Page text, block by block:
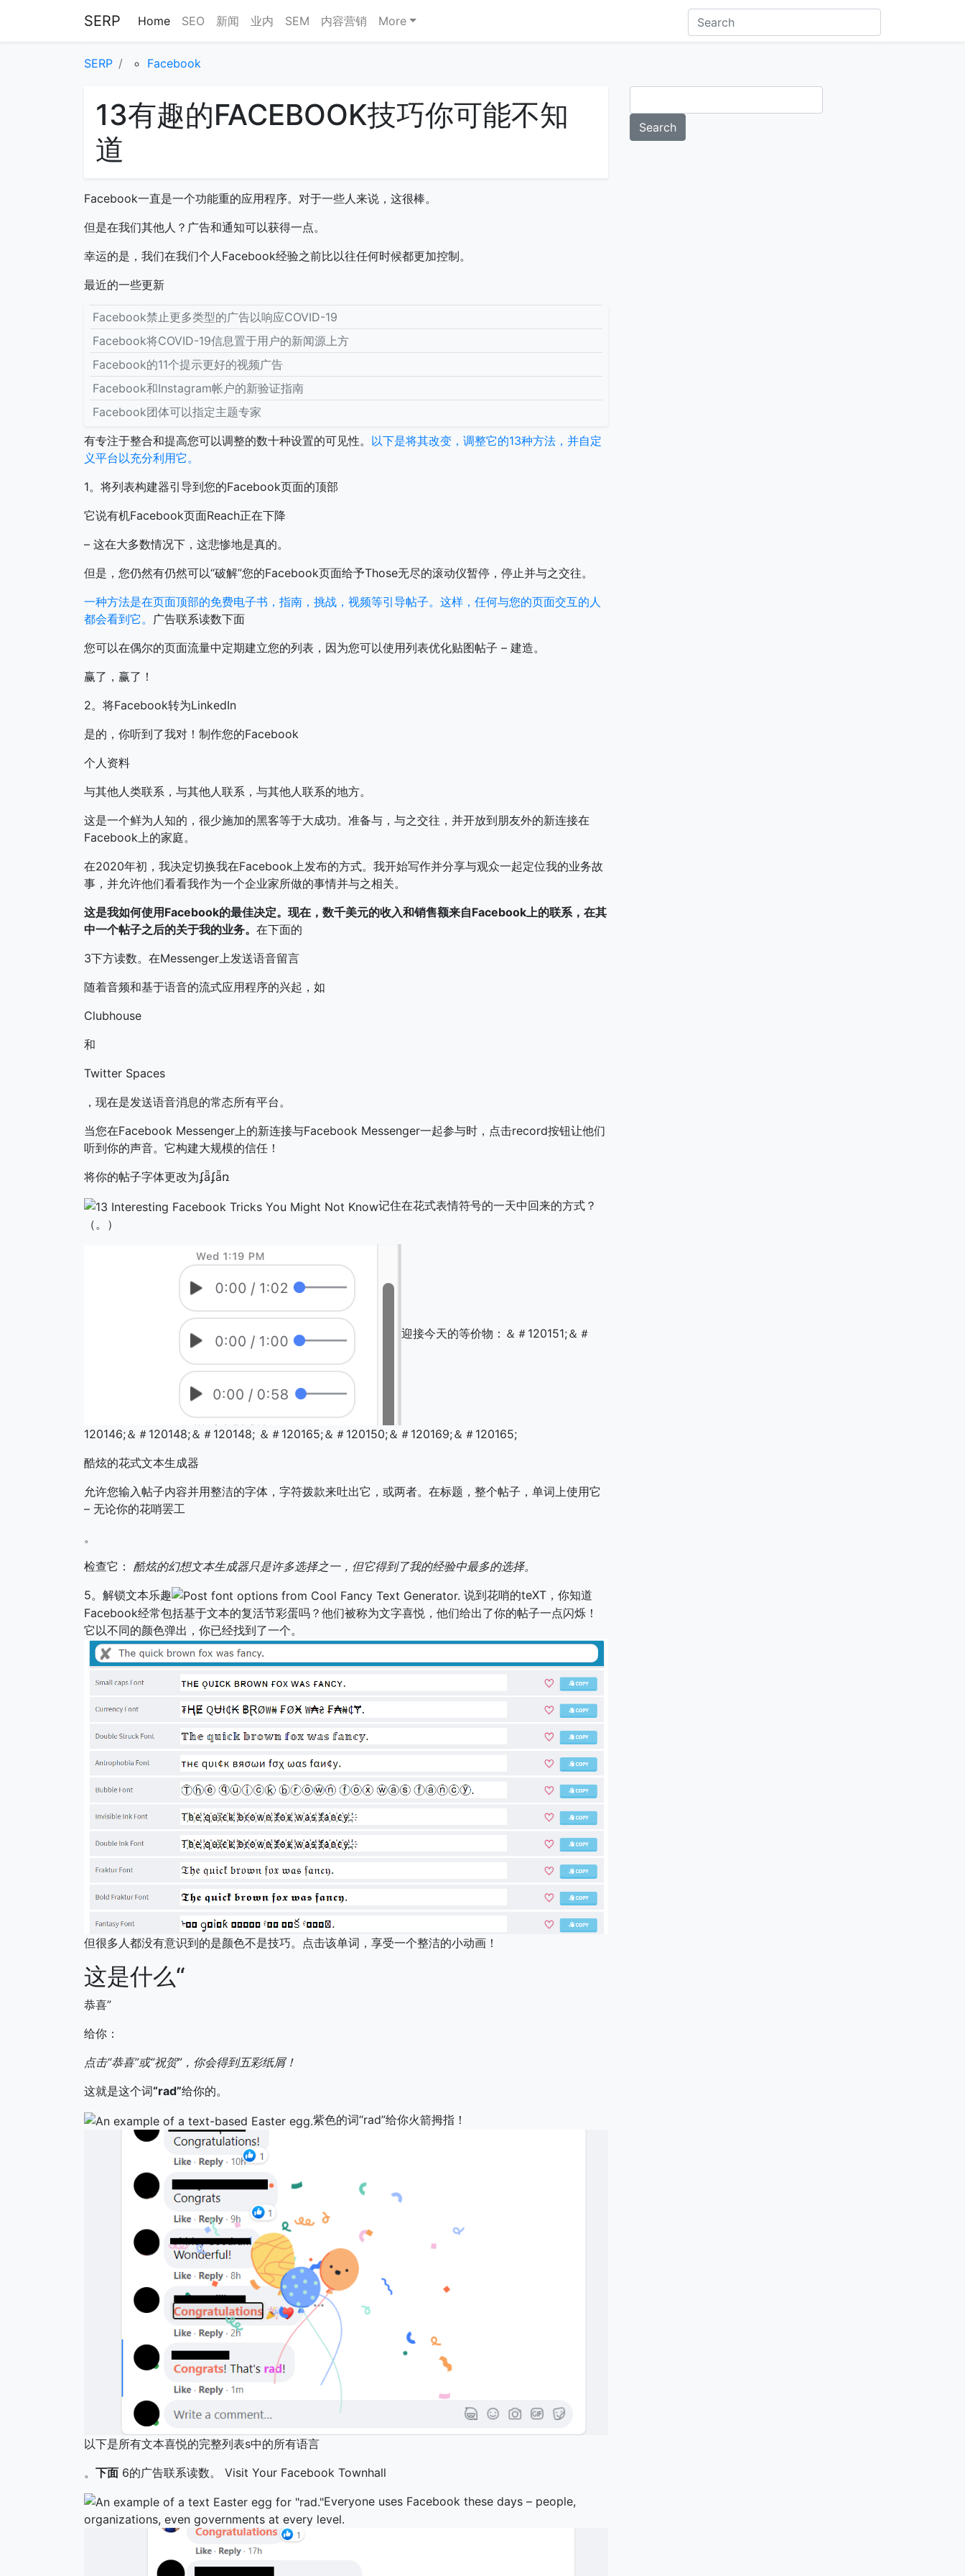
SERP Home SEO 新闻 业内 SEM 内容营销 More
SERP Facebook
13有趣的FACEBOOK技巧你可能不知
道
Facebook一直是一个功能重的应用程序。对于一些人来说，这很棒。
但是在我们其他人？广告和通知可以获得一点。
幸运的是，我们在我们个人Facebook经验之前比以往任何时候都更加控制。
最近的一些更新
Facebook禁止更多类型的广告以响应COVID-19
Facebook将COVID-19信息置于用户的新闻源上方
Facebook的11个提示更好的视频广告
Facebook和Instagram帐户的新验证指南
Facebook团体可以指定主题专家
有专注于整合和提高您可以调整的数十种设置的可见性。 以下是将其改变，调整它的13种方法，并自定
义平台以充分利用它。
1。将列表构建器引导到您的Facebook页面的顶部
它说有机Facebook页面Reach正在下降
– 这在大多数情况下，这悲惨地是真的。
但是，您仍然有仍然可以“破解”您的Facebook页面给予Those无尽的滚动仪暂停，停止并与之交往。
一种方法是在页面顶部的免费电子书，指南，挑战，视频等引导帖子。这样，任何与您的页面交互的人
都会看到它。 广告联系读数下面
您可以在偶尔的页面流量中定期建立您的列表，因为您可以使用列表优化贴图帖子 – 建造。
赢了，赢了！
2。将Facebook转为LinkedIn
是的，你听到了我对！制作您的Facebook
个人资料
与其他人类联系，与其他人联系，与其他人联系的地方。
这是一个鲜为人知的，很少施加的黑客等于大成功。准备与，与之交往，并开放到朋友外的新连接在
Facebook上的家庭。
在2020年初，我决定切换我在Facebook上发布的方式。我开始写作并分享与观众一起定位我的业务故
事，并允许他们看看我作为一个企业家所做的事情并与之相关。
这是我如何使用Facebook的最佳决定。现在，数千美元的收入和销售额来自Facebook上的联系，在其
中一个帖子之后的关于我的业务。 在下面的
3下方读数。在Messenger上发送语音留言
随着音频和基于语音的流式应用程序的兴起，如
Clubhouse
和
Twitter Spaces
，现在是发送语音消息的常态所有平台。
当您在Facebook Messenger上的新连接与Facebook Messenger一起参与时，点击record按钮让他们
听到你的声音。它构建大规模的信任！
将你的帖子字体更改为ʄǟʄǟռ
记住在花式表情符号的一天中回来的方式？
（。）
迎接今天的等价物：＆＃120151;＆＃
120146;＆＃120148;＆＃120148; ＆＃120165;＆＃120150;＆＃120169;＆＃120165;
酷炫的花式文本生成器
允许您输入帖子内容并用整洁的字体，字符拨款来吐出它，或两者。在标题，整个帖子，单词上使用它
– 无论你的花哨罢工
。
检查它：
酷炫的幻想文本生成器只是许多选择之一，但它得到了我的经验中最多的选择。
5。解锁文本乐趣
说到花哨的teXT，你知道
Facebook经常包括基于文本的复活节彩蛋吗？他们被称为文字喜悦，他们给出了你的帖子一点闪烁！
它以不同的颜色弹出，你已经找到了一个。
但很多人都没有意识到的是颜色不是技巧。点击该单词，享受一个整洁的小动画！
这是什么“
恭喜”
给你：
点击“恭喜”或“祝贺”，你会得到五彩纸屑！
这就是这个词“rad”给你的。
紫色的词“rad”给你火箭拇指！
以下是所有文本喜悦的完整列表s中的所有语言
。 下面 6的广告联系读数。 Visit Your Facebook Townhall
Everyone uses Facebook these days – people,
organizations, even governments at every level.
Search